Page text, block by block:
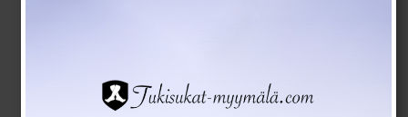
EUR 15,00
Näytä tuote